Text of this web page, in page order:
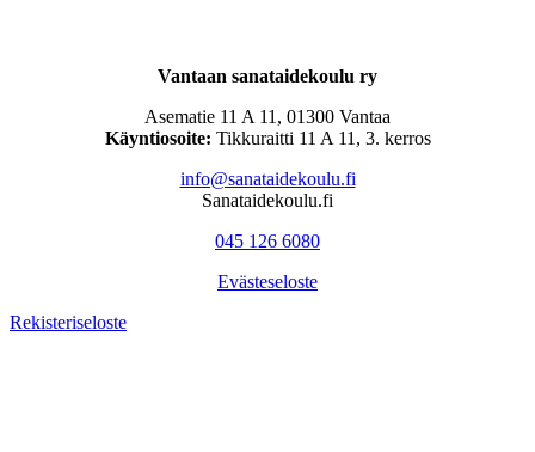
Vantaan sanataidekoulu ry
Asematie 11 A 11, 01300 Vantaa
Käyntiosoite: Tikkuraitti 11 A 11, 3. kerros
info@sanataidekoulu.fi
Sanataidekoulu.fi
045 126 6080
Evästeseloste
Rekisteriseloste